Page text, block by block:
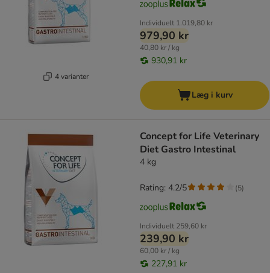
4 varianter
Individuelt 1.019,80 kr
979,90 kr
40,80 kr / kg
930,91 kr
Læg i kurv
Concept for Life Veterinary
Diet Gastro Intestinal
4 kg
Individuelt 259,60 kr
239,90 kr
60,00 kr / kg
227,91 kr
Rating: 4.2/5 (5)